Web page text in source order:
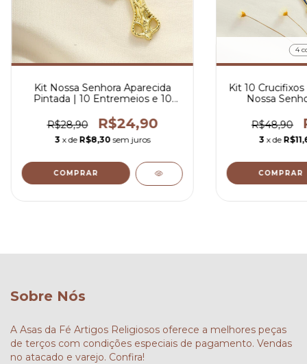
Kit Nossa Senhora Aparecida
Pintada | 10 Entremeios e 10
R$28,90
R$24,90
3 x de R$8,30 sem juros
COMPRAR
4
Kit 10
Nossa
R$48,90
3 x de
COMPRAR
Sobre Nós
A Asas da Fé Artigos Religiosos oferece a melhores peças
de terços com condições especiais de pagamento. Vendas
no atacado e varejo. Confira!